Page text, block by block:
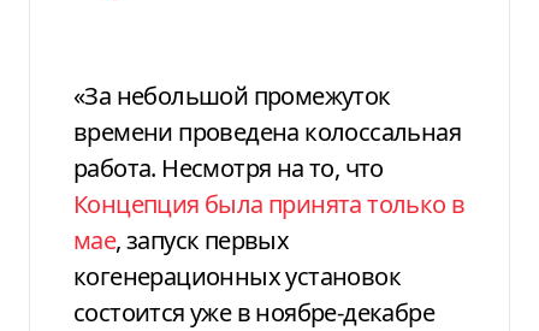
«За небольшой промежуток
времени проведена колоссальная
работа. Несмотря на то, что
Концепция была принята только в
мае, запуск первых
когенерационных установок
состоится уже в ноябре-декабре